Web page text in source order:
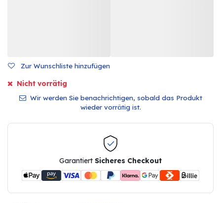
Zur Wunschliste hinzufügen
Nicht vorrätig
Wir werden Sie benachrichtigen, sobald das Produkt
wieder vorrätig ist.
Garantiert Sicheres Checkout